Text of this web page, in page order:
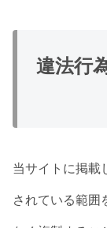
違法行
当サイトに掲載
されている範囲